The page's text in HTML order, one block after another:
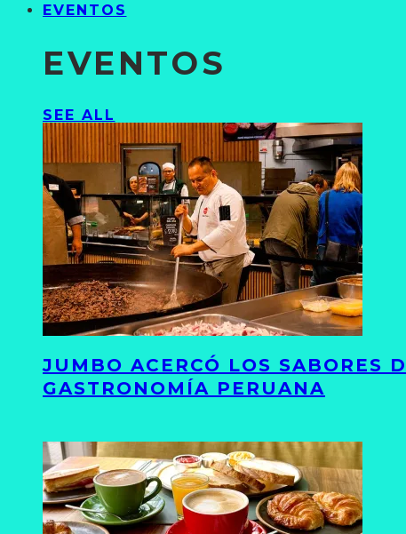
EVENTOS
EVENTOS
SEE ALL
JUMBO ACERCÓ LOS SABORES
GASTRONOMÍA PERUANA